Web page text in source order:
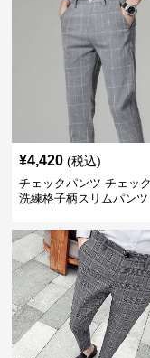
¥4,420 (税込)
チェックパンツ チェッ
洗練格子柄スリムパンツ